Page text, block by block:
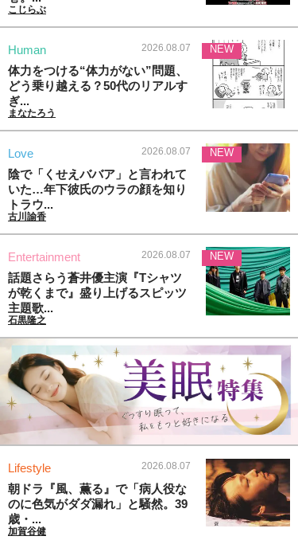
こじらぶ
Human 2026.08.07
体力をつける“体力がない”問題、
どう乗り越える？50代のリアルす
ぎ...
まなたろう
NEW
Love 2026.08.07
陰で「くせえババア」と言われて
いた…年下彼氏のウラの顔を知り
トラウ...
古川諭香
NEW
Entertainment 2026.08.07
話題さらう蒼井優主演『Tシャツ
が乾くまで』盛り上げるスピッツ
主題歌...
石黒隆之
NEW
Lifestyle 2026.08.07
朝ドラ『風、薫る』で「病人役な
のに色気がダダ漏れ」と騒然。39
歳・...
加賀谷健